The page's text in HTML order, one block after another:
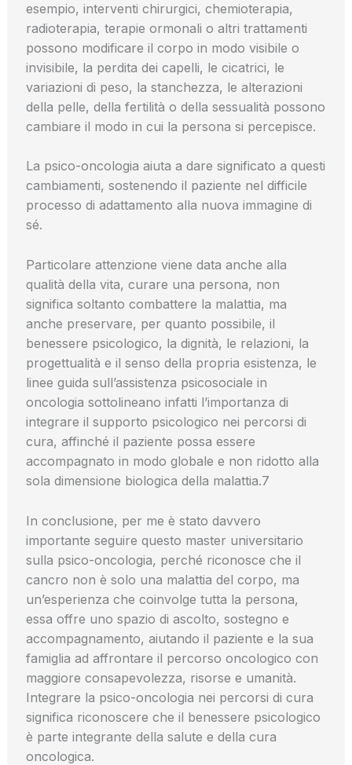
esempio, interventi chirurgici, chemioterapia,
radioterapia, terapie ormonali o altri trattamenti
possono modificare il corpo in modo visibile o
invisibile, la perdita dei capelli, le cicatrici, le
variazioni di peso, la stanchezza, le alterazioni
della pelle, della fertilità o della sessualità possono
cambiare il modo in cui la persona si percepisce.
La psico-oncologia aiuta a dare significato a questi
cambiamenti, sostenendo il paziente nel difficile
processo di adattamento alla nuova immagine di
sé.
Particolare attenzione viene data anche alla
qualità della vita, curare una persona, non
significa soltanto combattere la malattia, ma
anche preservare, per quanto possibile, il
benessere psicologico, la dignità, le relazioni, la
progettualità e il senso della propria esistenza, le
linee guida sull’assistenza psicosociale in
oncologia sottolineano infatti l’importanza di
integrare il supporto psicologico nei percorsi di
cura, affinché il paziente possa essere
accompagnato in modo globale e non ridotto alla
sola dimensione biologica della malattia.7
In conclusione, per me è stato davvero
importante seguire questo master universitario
sulla psico-oncologia, perché riconosce che il
cancro non è solo una malattia del corpo, ma
un’esperienza che coinvolge tutta la persona,
essa offre uno spazio di ascolto, sostegno e
accompagnamento, aiutando il paziente e la sua
famiglia ad affrontare il percorso oncologico con
maggiore consapevolezza, risorse e umanità.
Integrare la psico-oncologia nei percorsi di cura
significa riconoscere che il benessere psicologico
è parte integrante della salute e della cura
oncologica.